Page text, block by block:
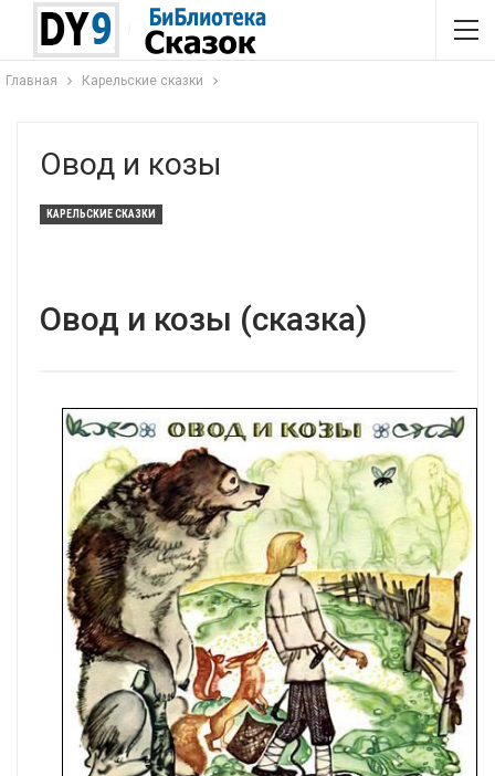
Главная Карельские сказки
Овод и козы
КАРЕЛЬСКИЕ СКАЗКИ
Овод и козы (сказка)